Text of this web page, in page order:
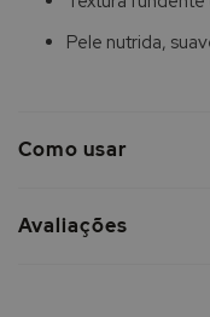
Pele nutrida,
Como usar
Avaliações